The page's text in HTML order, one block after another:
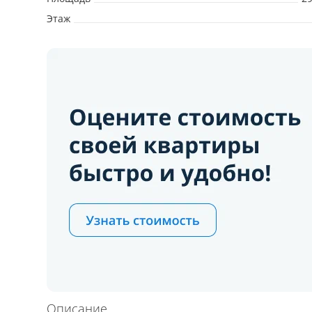
Этаж
Описание